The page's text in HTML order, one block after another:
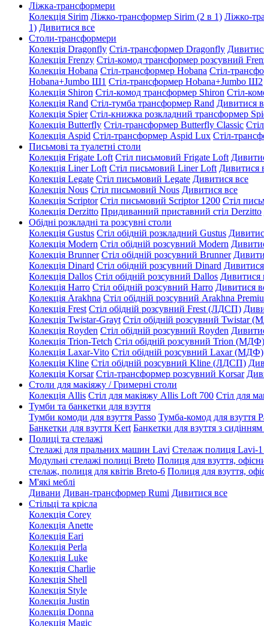
Ліжка-трансформери
Колекція Sirim Ліжко-трансформер Sirim (2 в 1) Ліжко-
1) Дивитися все
Столи-трансформери
Колекція Dragonfly Стіл-трансформер Dragonfly
Колекція Frenzy Стіл-комод трансформер розсувний
Колекція Hobana Стіл-трансформер Hobana Стіл-
Hobana+Jumbo Ш1 Стіл-трансформер Hobana+Jumbo Ш2
Колекція Shiron Стіл-комод трансформер Shiron Стіл-
Колекція Rand Стіл-тумба трансформер Rand Дивитися
Колекція Spier Стіл-книжка розкладний трансформер
Колекція Butterfly Стіл-трансформер Butterfly Classic
Колекція Aspid Стіл-трансформер Aspid Lux Стіл-
Письмові та туалетні столи
Колекція Frigate Loft Стіл письмовий Frigate Loft
Колекція Liner Loft Стіл письмовий Liner Loft Дивитися
Колекція Legate Стіл письмовий Legate Дивитися все
Колекція Nous Стіл письмовий Nous Дивитися все
Колекція Scriptor Стіл письмовий Scriptor 1200 Стіл
Колекція Derzitto Придиванний приставний стіл Derzitto
Обідні розкладні та розсувні столи
Колекція Gustus Стіл обідній розкладний Gustus
Колекція Modern Стіл обідній розсувний Modern
Колекція Brunner Стіл обідній розсувний Brunner
Колекція Dinard Стіл обідній розсувний Dinard
Колекція Dallos Стіл обідній розсувний Dallos Дивитися
Колекція Harro Стіл обідній розсувний Harro Дивитися
Колекція Arakhna Стіл обідній розсувний Arakhna
Колекція Frest Стіл обідній розсувний Frest (ЛДСП)
Колекція Twistar-Grayt Стіл обідній розсувний Twistar
Колекція Royden Стіл обідній розсувний Royden
Колекція Trion-Tetch Стіл обідній розсувний Trion (МДФ)
Колекція Laxar-Vito Стіл обідній розсувний Laxar (МДФ)
Колекція Kline Стіл обідній розсувний Kline (ЛДСП)
Колекція Korsar Стіл-трансформер розсувний Korsar
Столи для макіяжу / Гримерні столи
Колекція Allis Стіл для макіяжу Allis Loft 700 Стіл для
Тумби та банкетки для взуття
Тумби комоди для взуття Passo Тумба-комод для взуття
Банкетки для взуття Kert Банкетки для взуття з
Полиці та стелажі
Стелажі для пральних машин Lavi Стелаж полиця Lavi-
Модульні стелажі полиці Breto Полиця для взуття,
стелаж, полиця для квітів Breto-6 Полиця для взуття,
М'які меблі
Дивани Диван-трансформер Rumi Дивитися все
Стільці та крісла
Колекція Corey
Колекція Anette
Колекція Eari
Колекція Perla
Колекція Luke
Колекція Charlie
Колекція Shell
Колекція Style
Колекція Justin
Колекція Donna
Колекція Magic